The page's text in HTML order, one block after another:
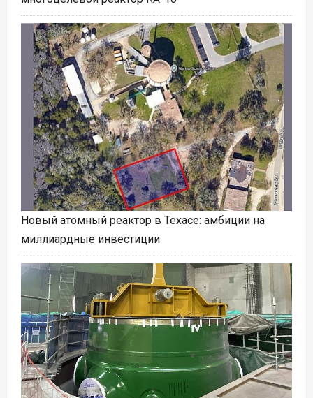
Новый атомный реактор в Техасе: амбиции на
миллиардные инвестиции